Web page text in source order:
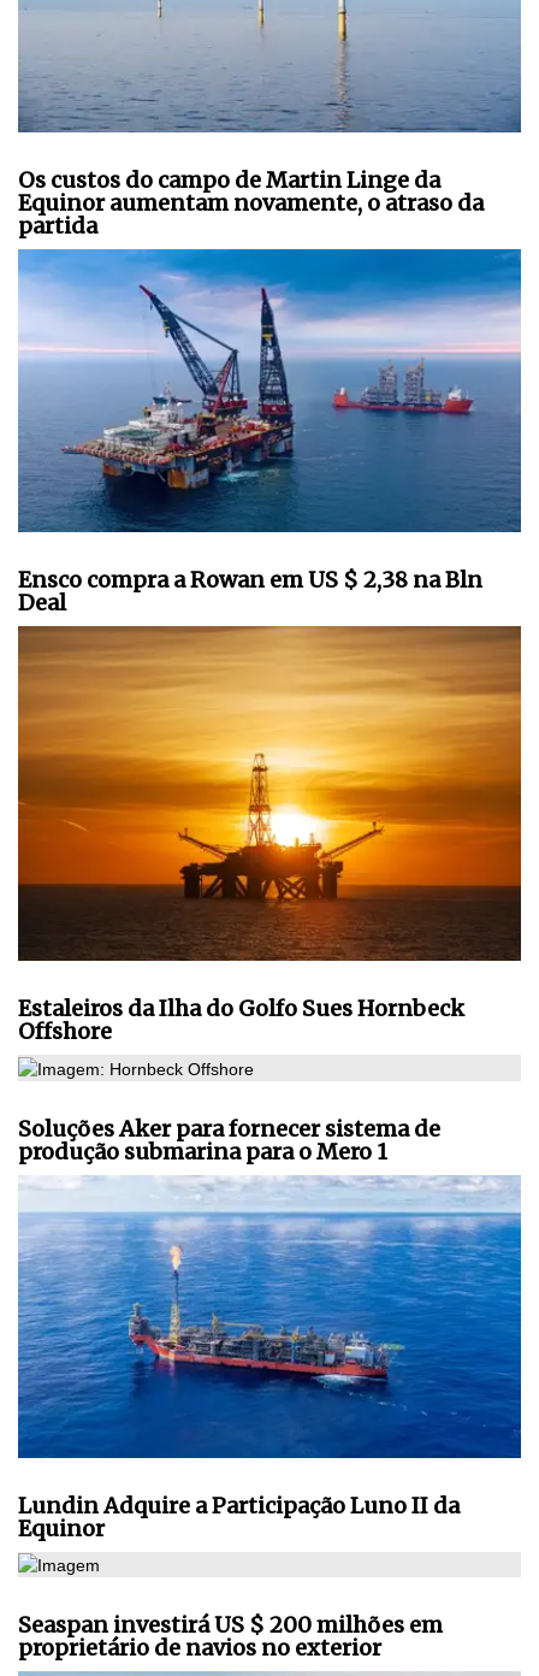
Os custos do campo de Martin Linge da
Equinor aumentam novamente, o atraso da
partida
Ensco compra a Rowan em US $ 2,38 na Bln
Deal
Estaleiros da Ilha do Golfo Sues Hornbeck
Offshore
Soluções Aker para fornecer sistema de
produção submarina para o Mero 1
Lundin Adquire a Participação Luno II da
Equinor
Seaspan investirá US $ 200 milhões em
proprietário de navios no exterior